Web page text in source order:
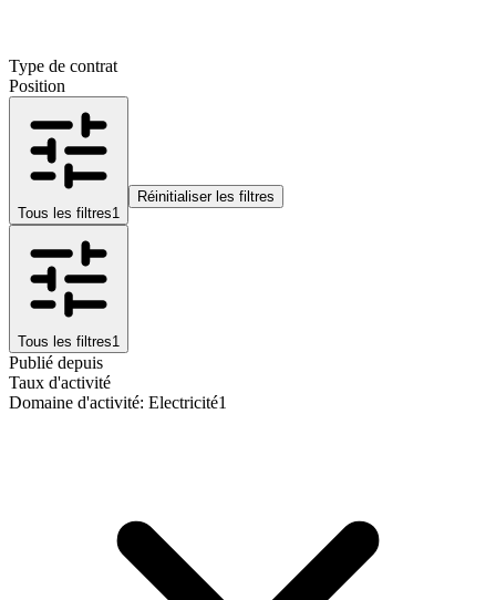
Type de contrat
Position
Tous les filtres1
Réinitialiser les filtres
Tous les filtres1
Publié depuis
Taux d'activité
Domaine d'activité: Electricité1